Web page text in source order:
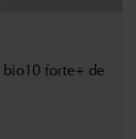
forte+ de